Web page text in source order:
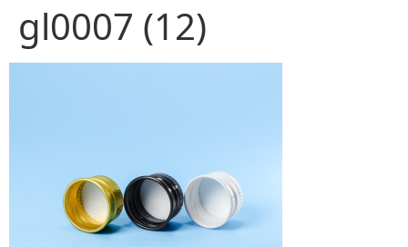
gl0007 (12)